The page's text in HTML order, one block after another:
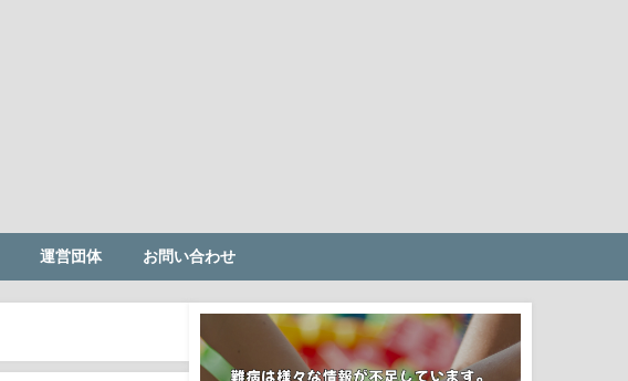
運営団体 お問い合わせ